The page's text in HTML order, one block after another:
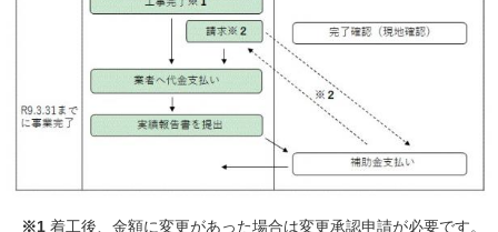
※1 着工後、金額に変更があった場合は変更承認申請が必要です。